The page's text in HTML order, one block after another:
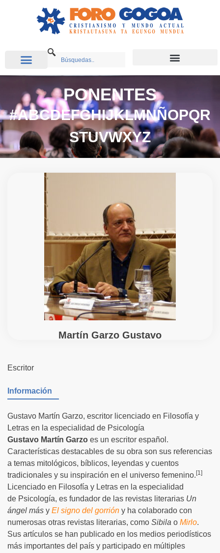
PONENTES
#ABCDEFGHIJKLMNÑOPQR
STUVWXYZ
Martín Garzo Gustavo
Escritor
Información
Gustavo Martín Garzo, escritor licenciado en Filosofía y
Letras en la especialidad de Psicología
Gustavo Martín Garzo es un escritor español.
Características destacables de su obra son sus referencias
a temas mitológicos, bíblicos, leyendas y cuentos
tradicionales y su inspiración en el universo femenino. [1]
Licenciado en Filosofía y Letras en la especialidad
de Psicología, es fundador de las revistas literarias Un
ángel más y El signo del gorrión y ha colaborado con
numerosas otras revistas literarias, como Sibila o Mirlo.
Sus artículos se han publicado en los medios periodísticos
más importantes del país y participado en múltiples